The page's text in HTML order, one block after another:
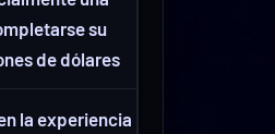
su
de dólares
la experiencia